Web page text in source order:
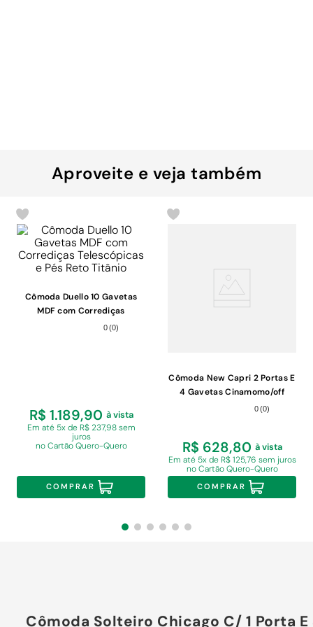
Cômoda Solteiro Chicago C/ 1 Porta
Aproveite e veja também
Cômoda Duello 10 Gavetas
MDF com Corrediças
Telescópicas e Pés Reto
0(0)
R$ 1.189,90 à vista
Em até 5x de R$ 237,98 sem
juros
no Cartão Quero-Quero
COMPRAR
Cômoda New Capri 2 Portas E
4 Gavetas Cinamomo/off
White Com Espelho - Móveis
0(0)
R$ 628,80 à vista
Em até 5x de R$ 125,76 sem juros
no Cartão Quero-Quero
COMPRAR